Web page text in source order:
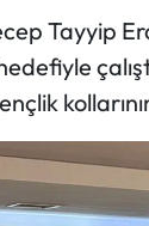
Tayyip